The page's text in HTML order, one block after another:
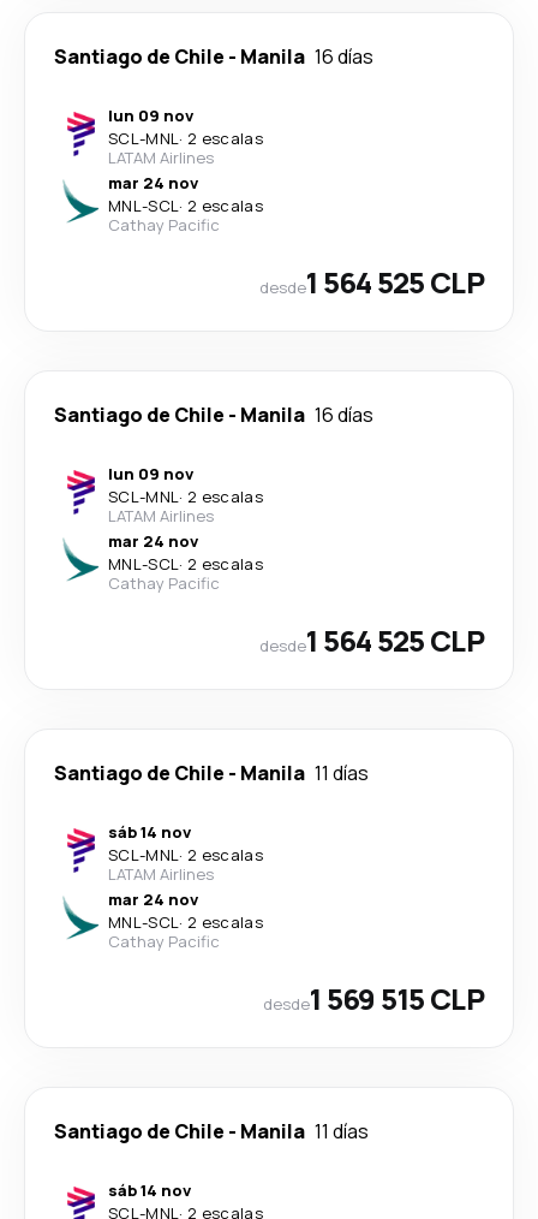
Santiago de Chile - Manila 16 días
lun 09 nov
SCL-MNL· 2 escalas
LATAM Airlines
mar 24 nov
MNL-SCL· 2 escalas
Cathay Pacific
desde1 564 525 CLP
Santiago de Chile - Manila 16 días
lun 09 nov
SCL-MNL· 2 escalas
LATAM Airlines
mar 24 nov
MNL-SCL· 2 escalas
Cathay Pacific
desde1 564 525 CLP
Santiago de Chile - Manila 11 días
sáb 14 nov
SCL-MNL· 2 escalas
LATAM Airlines
mar 24 nov
MNL-SCL· 2 escalas
Cathay Pacific
desde1 569 515 CLP
Santiago de Chile - Manila 11 días
sáb 14 nov
SCL-MNL· 2 escalas